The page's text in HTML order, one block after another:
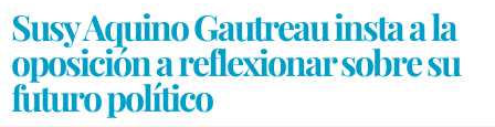
Susy Aquino Gautreau insta a la
oposición a reflexionar sobre su
futuro político